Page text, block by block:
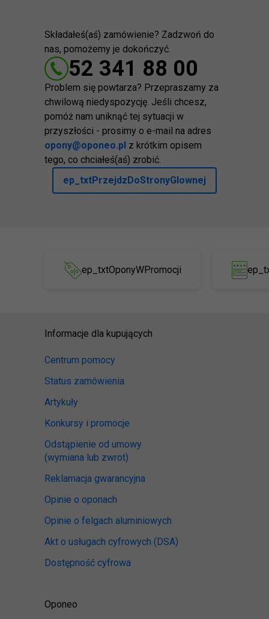
Składałeś(aś) zamówienie? Zadzwoń do
nas, pomożemy je dokończyć.
52 341 88 00
Problem się powtarza? Przepraszamy za
chwilową niedyspozycję. Jeśli chcesz,
pomóż nam uniknąć tej sytuacji w
przyszłości - prosimy o e-mail na adres
opony@oponeo.pl z krótkim opisem
tego, co chciałeś(aś) zrobić.
ep_txtPrzejdzDoStronyGlownej
ep_txtOponyWPromocji
Informacje dla kupujących
Centrum pomocy
Status zamówienia
Artykuły
Konkursy i promocje
Odstąpienie od umowy
(wymiana lub zwrot)
Reklamacja gwarancyjna
Opinie o oponach
Opinie o felgach aluminiowych
Akt o usługach cyfrowych (DSA)
Dostępność cyfrowa
Oponeo